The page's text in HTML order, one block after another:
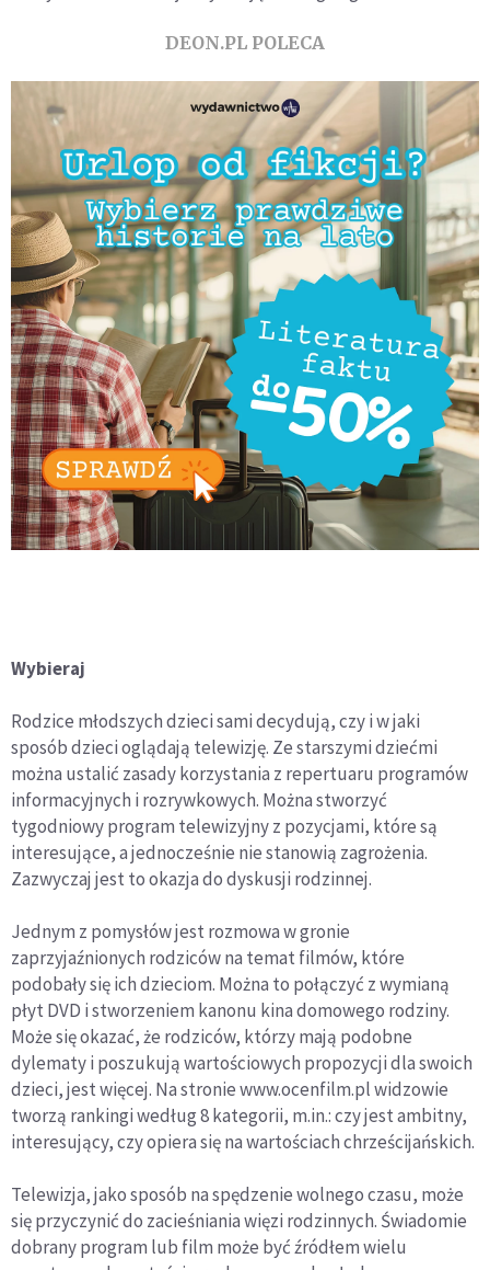
DEON.PL POLECA
Wybieraj
Rodzice młodszych dzieci sami decydują, czy i w jaki
sposób dzieci oglądają telewizję. Ze starszymi dziećmi
można ustalić zasady korzystania z repertuaru programów
informacyjnych i rozrywkowych. Można stworzyć
tygodniowy program telewizyjny z pozycjami, które są
interesujące, a jednocześnie nie stanowią zagrożenia.
Zazwyczaj jest to okazja do dyskusji rodzinnej.
Jednym z pomysłów jest rozmowa w gronie
zaprzyjaźnionych rodziców na temat filmów, które
podobały się ich dzieciom. Można to połączyć z wymianą
płyt DVD i stworzeniem kanonu kina domowego rodziny.
Może się okazać, że rodziców, którzy mają podobne
dylematy i poszukują wartościowych propozycji dla swoich
dzieci, jest więcej. Na stronie www.ocenfilm.pl widzowie
tworzą rankingi według 8 kategorii, m.in.: czy jest ambitny,
interesujący, czy opiera się na wartościach chrześcijańskich.
Telewizja, jako sposób na spędzenie wolnego czasu, może
się przyczynić do zacieśniania więzi rodzinnych. Świadomie
dobrany program lub film może być źródłem wielu